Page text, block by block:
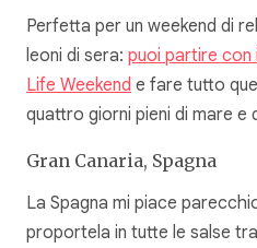
Perfetta per un weekend di
leoni di sera: puoi partire con
Life Weekend e fare tutto
quattro giorni pieni di mare e
Gran Canaria, Spagna
La Spagna mi piace
proportela in tutte le salse